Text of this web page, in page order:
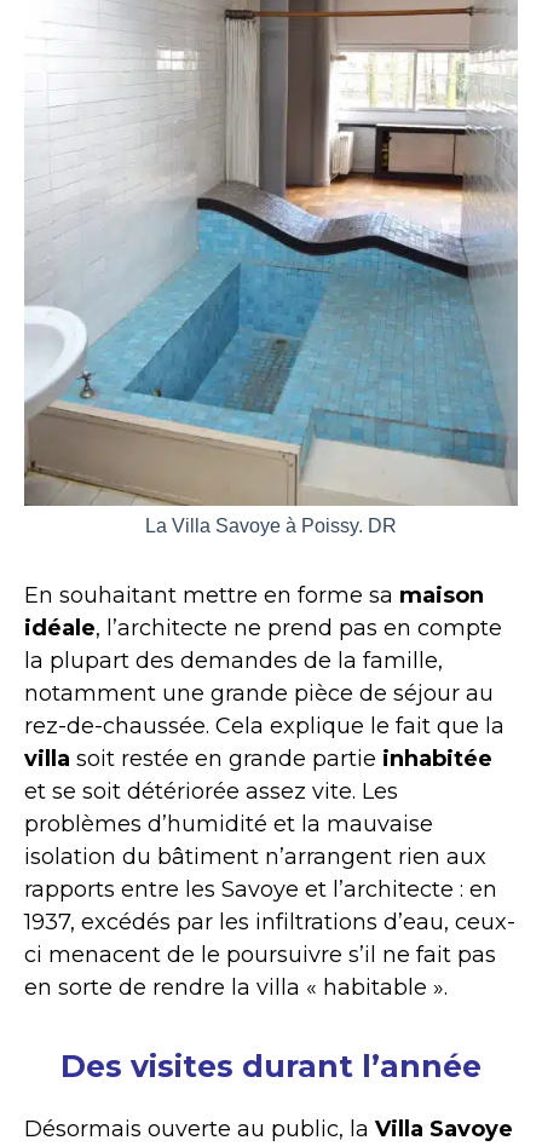
La Villa Savoye à Poissy. DR
En souhaitant mettre en forme sa maison
idéale, l’architecte ne prend pas en compte
la plupart des demandes de la famille,
notamment une grande pièce de séjour au
rez-de-chaussée. Cela explique le fait que la
villa soit restée en grande partie inhabitée
et se soit détériorée assez vite. Les
problèmes d’humidité et la mauvaise
isolation du bâtiment n’arrangent rien aux
rapports entre les Savoye et l’architecte : en
1937, excédés par les infiltrations d’eau, ceux-
ci menacent de le poursuivre s’il ne fait pas
en sorte de rendre la villa « habitable ».
Des visites durant l’année
Désormais ouverte au public, la Villa Savoye